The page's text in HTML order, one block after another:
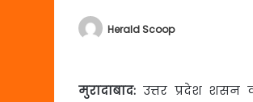
Herald Scoop
मुरादाबाद: उत्तर प्रदेश शसन